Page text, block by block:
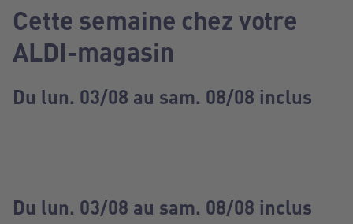
Cette semaine chez votre
ALDI-magasin
Du lun. 03/08 au sam. 08/08 inclus
Du lun. 03/08 au sam. 08/08 inclus